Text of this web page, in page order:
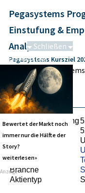
Pegasystems
Einstufung &
Analysten
Pegasystems Kursziel
Die
-.
Stammdaten
Marktkapitalisierung
Land
Sektor
Branche
Aktientyp
Schließen
Saga bei 0,53 CAD
Bewertet der Markt noch
immer nur die Hälfte der
Story?
weiterlesen»
Anzeige